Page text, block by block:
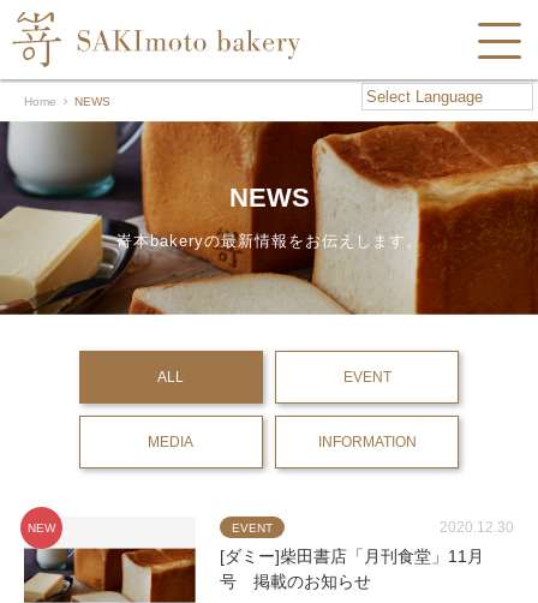
Home NEWS
NEWS
嵜本bakeryの最新情報をお伝えします。
ALL EVENT
MEDIA INFORMATION
NEW EVENT 2020.12.30
[ダミー]柴田書店「月刊食堂」11月
号 掲載のお知らせ